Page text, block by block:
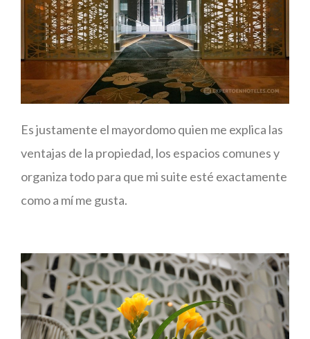
Es justamente el mayordomo quien me explica las
ventajas de la propiedad, los espacios comunes y
organiza todo para que mi suite esté exactamente
como a mí me gusta.